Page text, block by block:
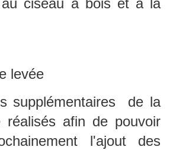
ciseau à bois et à la
levée
supplémentaires de la
réalisés afin de pouvoir
l'ajout des